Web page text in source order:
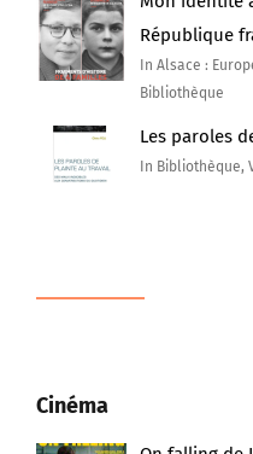
République
In Alsace :
Bibliothèque
Les paroles
In Bibliothèque,
Cinéma